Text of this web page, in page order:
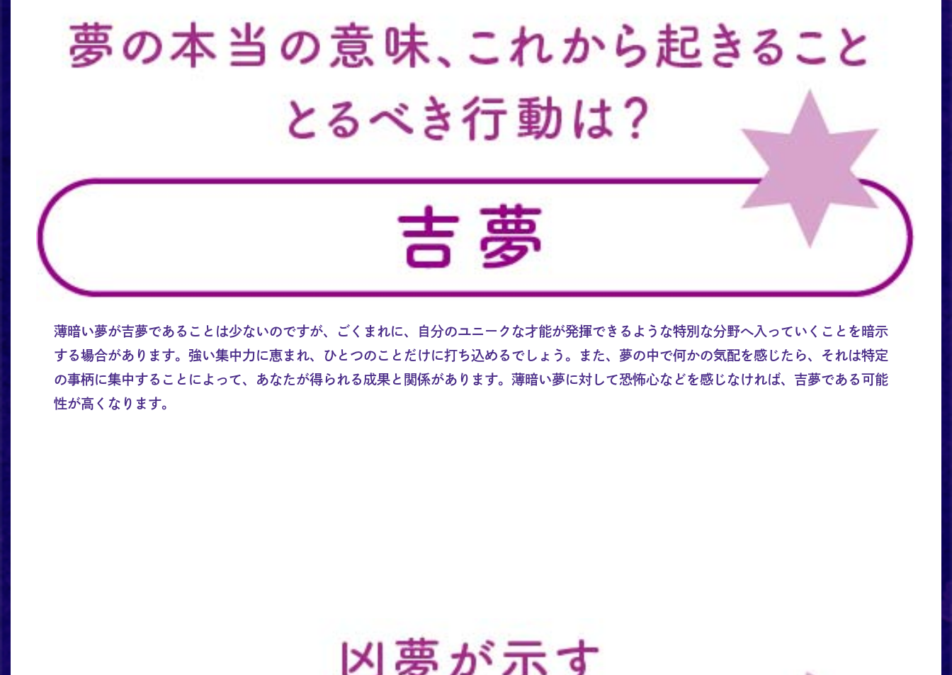
薄暗い夢が吉夢であることは少ないのですが、ごくまれに、自分のユニークな才能が発揮できるような特別な分野へ入っていくことを暗示
する場合があります。強い集中力に恵まれ、ひとつのことだけに打ち込めるでしょう。また、夢の中で何かの気配を感じたら、それは特定
の事柄に集中することによって、あなたが得られる成果と関係があります。薄暗い夢に対して恐怖心などを感じなければ、吉夢である可能
性が高くなります。